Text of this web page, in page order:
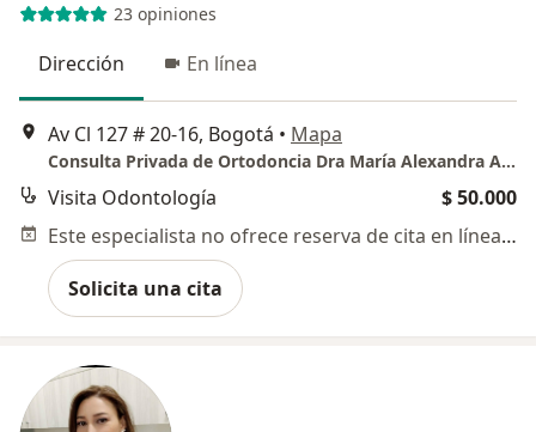
23 opiniones
Dirección En línea
Av Cl 127 # 20-16, Bogotá • Mapa
Consulta Privada de Ortodoncia Dra María Alexandra Arenas Carreño
Visita Odontología
$ 50.000
Este especialista no ofrece reserva de cita en línea en esta dirección.
Solicita una cita